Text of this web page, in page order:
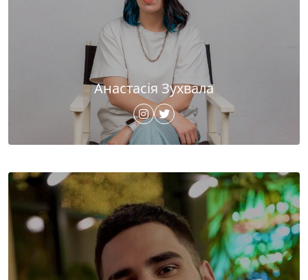
Анастасія Зухвала